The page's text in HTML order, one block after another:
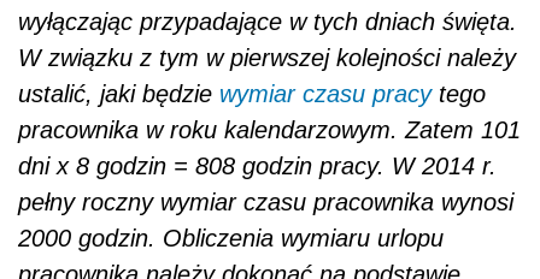
wyłączając przypadające w tych dniach święta.
W związku z tym w pierwszej kolejności należy
ustalić, jaki będzie wymiar czasu pracytego
pracownika w roku kalendarzowym. Zatem 101
dni x 8 godzin = 808 godzin pracy. W 2014 r.
pełny roczny wymiar czasu pracownika wynosi
2000 godzin. Obliczenia wymiaru urlopu